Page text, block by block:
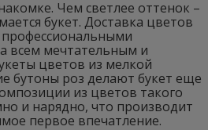
Чем светлее оттенок –
букет. Доставка цветов
профессиональными
всем мечтательным и
цветов из мелкой
бутоны роз делают букет еще
из цветов такого
и нарядно, что производит
первое впечатление.